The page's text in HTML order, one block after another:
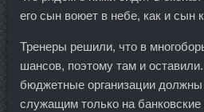
его сын воюет в небе, как и сын
Тренеры решили, что в
шансов, поэтому там и
бюджетные организации
служащим только на